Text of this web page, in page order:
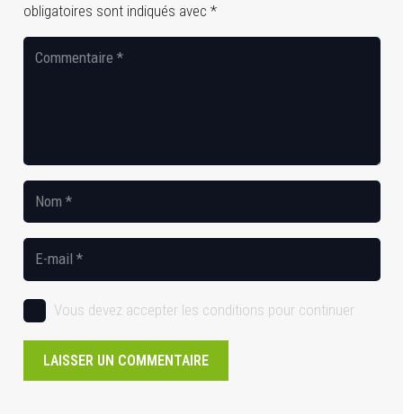
obligatoires sont indiqués avec *
Vous devez accepter les conditions pour continuer
LAISSER UN COMMENTAIRE